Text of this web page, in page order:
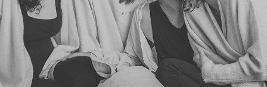
SWR | ALLES LIEBE!